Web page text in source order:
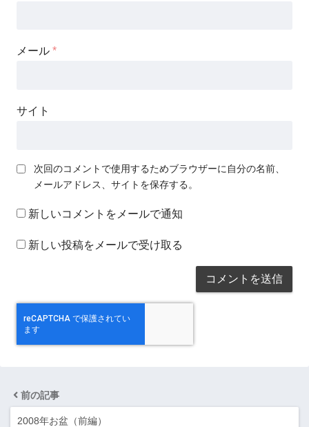
メール *
サイト
次回のコメントで使用するためブラウザーに自分の名前、
メールアドレス、サイトを保存する。
新しいコメントをメールで通知
新しい投稿をメールで受け取る
前の記事
2008年お盆（前編）